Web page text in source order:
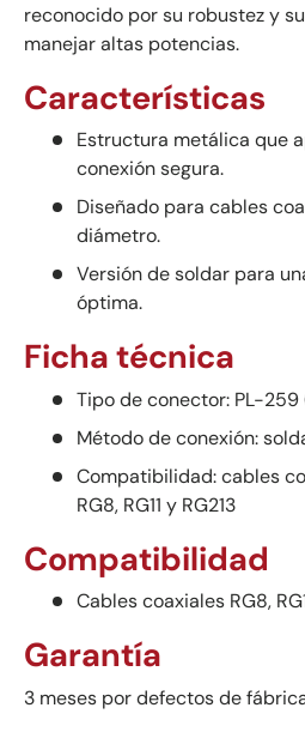
reconocido por su robustez y
manejar altas potencias.
Características
Estructura metálica que
conexión segura.
Diseñado para cables
diámetro.
Versión de soldar para
óptima.
Ficha técnica
Tipo de conector: PL-259
Método de conexión:
Compatibilidad: cables
RG8, RG11 y RG213
Compatibilidad
Cables coaxiales RG8,
Garantía
3 meses por defectos de